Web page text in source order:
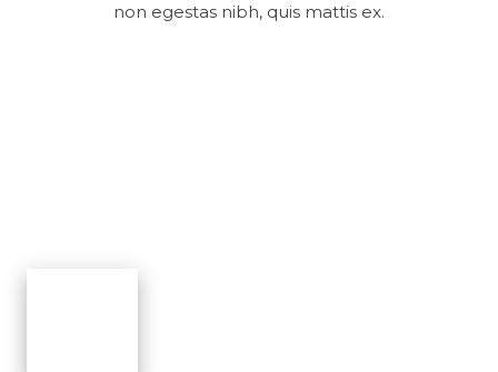
non egestas nibh, quis mattis ex.